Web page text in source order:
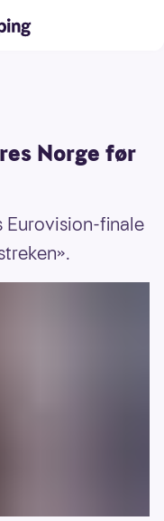
Norge før
Eurovision-finale